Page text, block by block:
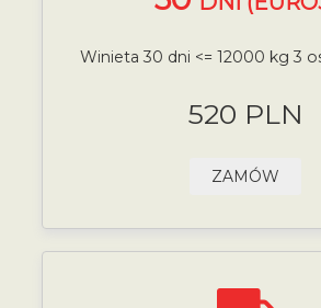
Winieta 30 dni <= 12000 kg 3
520 PLN
ZAMÓW